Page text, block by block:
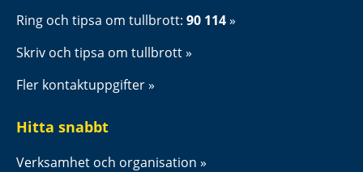
Ring och tipsa om tullbrott: 90 114
Skriv och tipsa om tullbrott
Fler kontaktuppgifter
Hitta snabbt
Verksamhet och organisation